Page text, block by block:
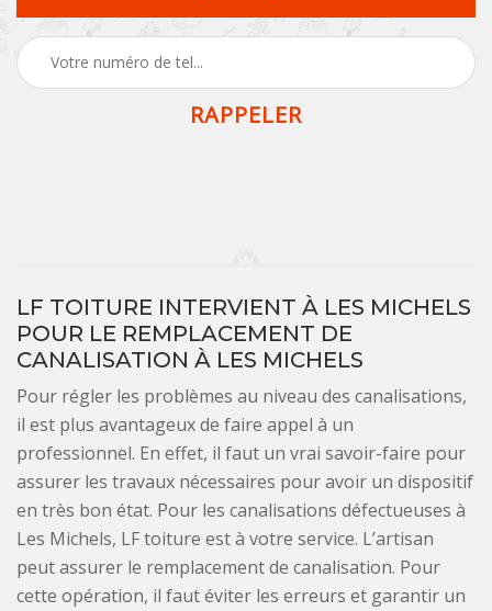
LF TOITURE INTERVIENT À LES MICHELS
POUR LE REMPLACEMENT DE
CANALISATION À LES MICHELS
Pour régler les problèmes au niveau des canalisations,
il est plus avantageux de faire appel à un
professionnel. En effet, il faut un vrai savoir-faire pour
assurer les travaux nécessaires pour avoir un dispositif
en très bon état. Pour les canalisations défectueuses à
Les Michels, LF toiture est à votre service. L’artisan
peut assurer le remplacement de canalisation. Pour
cette opération, il faut éviter les erreurs et garantir un